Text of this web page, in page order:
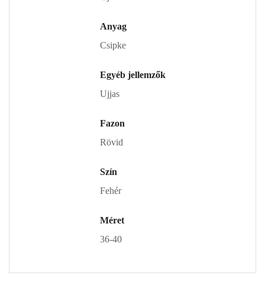
Anyag
Csipke
Egyéb jellemzők
Ujjas
Fazon
Rövid
Szín
Fehér
Méret
36-40